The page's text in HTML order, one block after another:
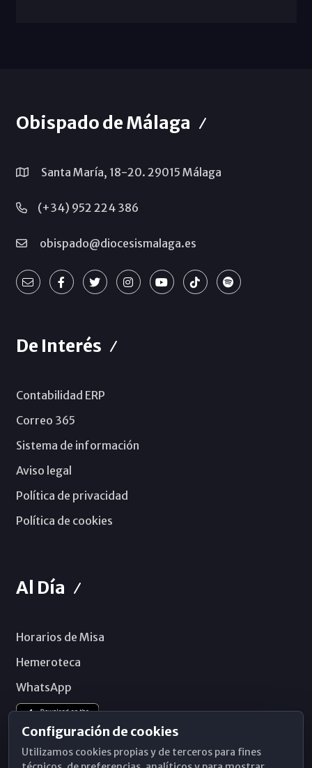
Obispado de Málaga
Santa María, 18-20. 29015 Málaga
(+34) 952 224 386
obispado@diocesismalaga.es
De Interés
Contabilidad ERP
Correo 365
Sistema de información
Aviso legal
Política de privacidad
Política de cookies
Al Día
Horarios de Misa
Hemeroteca
WhatsApp
Configuración de cookies
Utilizamos cookies propias y de terceros para fines